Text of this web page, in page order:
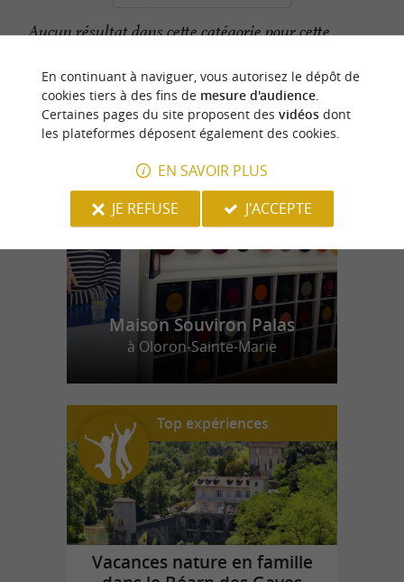
Aucun résultat dans cette catégorie pour cette
n
o
t
r
e
c
o
u
p
d
e
c
o
e
u
r
Maison Souviron Palas
à Oloron-Sainte-Marie
Top expériences
Vacances nature en famille
En continuant à naviguer, vous autorisez le dépôt de
cookies tiers à des fins de mesure d'audience.
Certaines pages du site proposent des vidéosdont
les plateformes déposent également des cookies.
EN SAVOIR PLUS
JE REFUSE
J'ACCEPTE